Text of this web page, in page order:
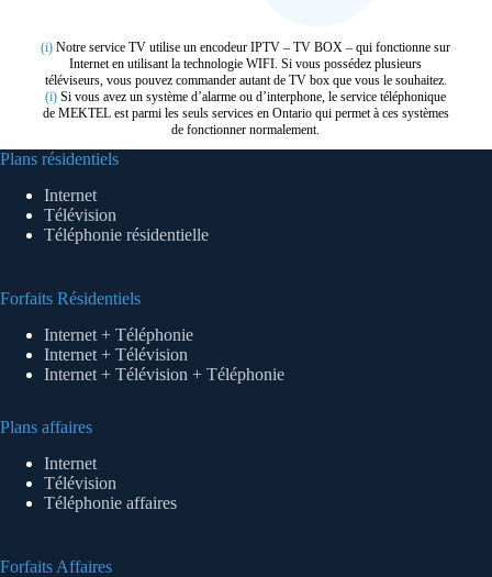
(i) Notre service TV utilise un encodeur IPTV – TV BOX – qui fonctionne sur
Internet en utilisant la technologie WIFI. Si vous possédez plusieurs
téléviseurs, vous pouvez commander autant de TV box que vous le souhaitez.
(i) Si vous avez un système d’alarme ou d’interphone, le service téléphonique
de MEKTEL est parmi les seuls services en Ontario qui permet à ces systèmes
de fonctionner normalement.
Plans résidentiels
Internet
Télévision
Téléphonie résidentielle
Forfaits Résidentiels
Internet + Téléphonie
Internet + Télévision
Internet + Télévision + Téléphonie
Plans affaires
Internet
Télévision
Téléphonie affaires
Forfaits Affaires